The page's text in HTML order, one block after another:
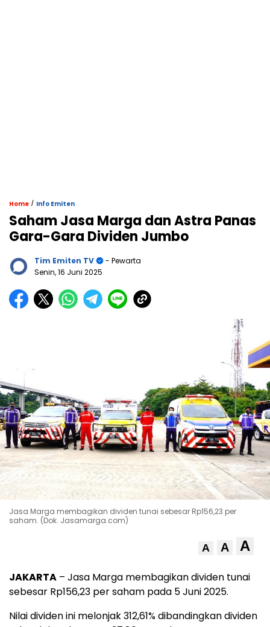
Home / Info Emiten
Saham Jasa Marga dan Astra Panas
Gara-Gara Dividen Jumbo
Tim Emiten TV
- Pewarta
Senin, 16 Juni 2025
Jasa Marga membagikan dividen tunai sebesar Rp156,23 per
saham. (Dok. Jasamarga.com)
A A A
JAKARTA – Jasa Marga membagikan dividen tunai
sebesar Rp156,23 per saham pada 5 Juni 2025.
Nilai dividen ini melonjak 312,61% dibandingkan dividen